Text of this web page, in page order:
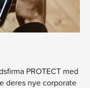
PROTECT med
deres nye corporate